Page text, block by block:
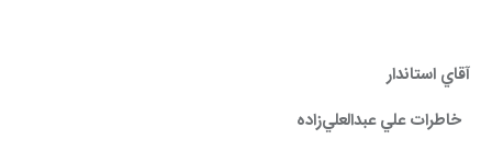
آقاي استاندار
خاطرات علي عبدالعلي‌زاده